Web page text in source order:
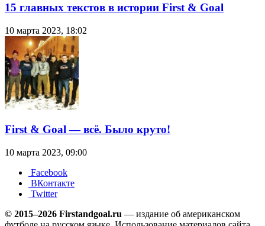
15 главных текстов в истории First & Goal
10 марта 2023, 18:02
First & Goal — всё. Было круто!
10 марта 2023, 09:00
Facebook
ВКонтакте
Twitter
© 2015–2026 Firstandgoal.ru — издание об американском